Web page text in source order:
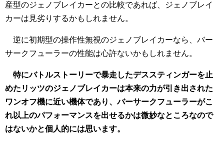
産型のジェノブレイカーとの比較であれば、ジェノブレイ
カーは見劣りするかもしれません。
逆に初期型の操作性無視のジェノブレイカーなら、バー
サークフューラーの性能は心許ないかもしれません。
特にバトルストーリーで暴走したデススティンガーを止
めたリッツのジェノブレイカーは本来の力が引き出された
ワンオフ機に近い機体であり、バーサークフューラーがこ
れ以上のパフォーマンスを出せるかは微妙なところなので
はないかと個人的には思います。